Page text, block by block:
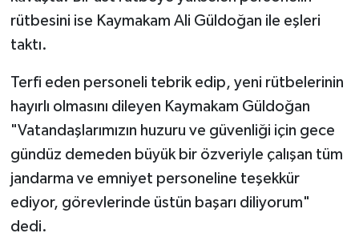
rütbesini ise Kaymakam Ali Güldoğan ile eşleri
taktı.
Terfi eden personeli tebrik edip, yeni rütbelerinin
hayırlı olmasını dileyen Kaymakam Güldoğan
"Vatandaşlarımızın huzuru ve güvenliği için gece
gündüz demeden büyük bir özveriyle çalışan tüm
jandarma ve emniyet personeline teşekkür
ediyor, görevlerinde üstün başarı diliyorum"
dedi.